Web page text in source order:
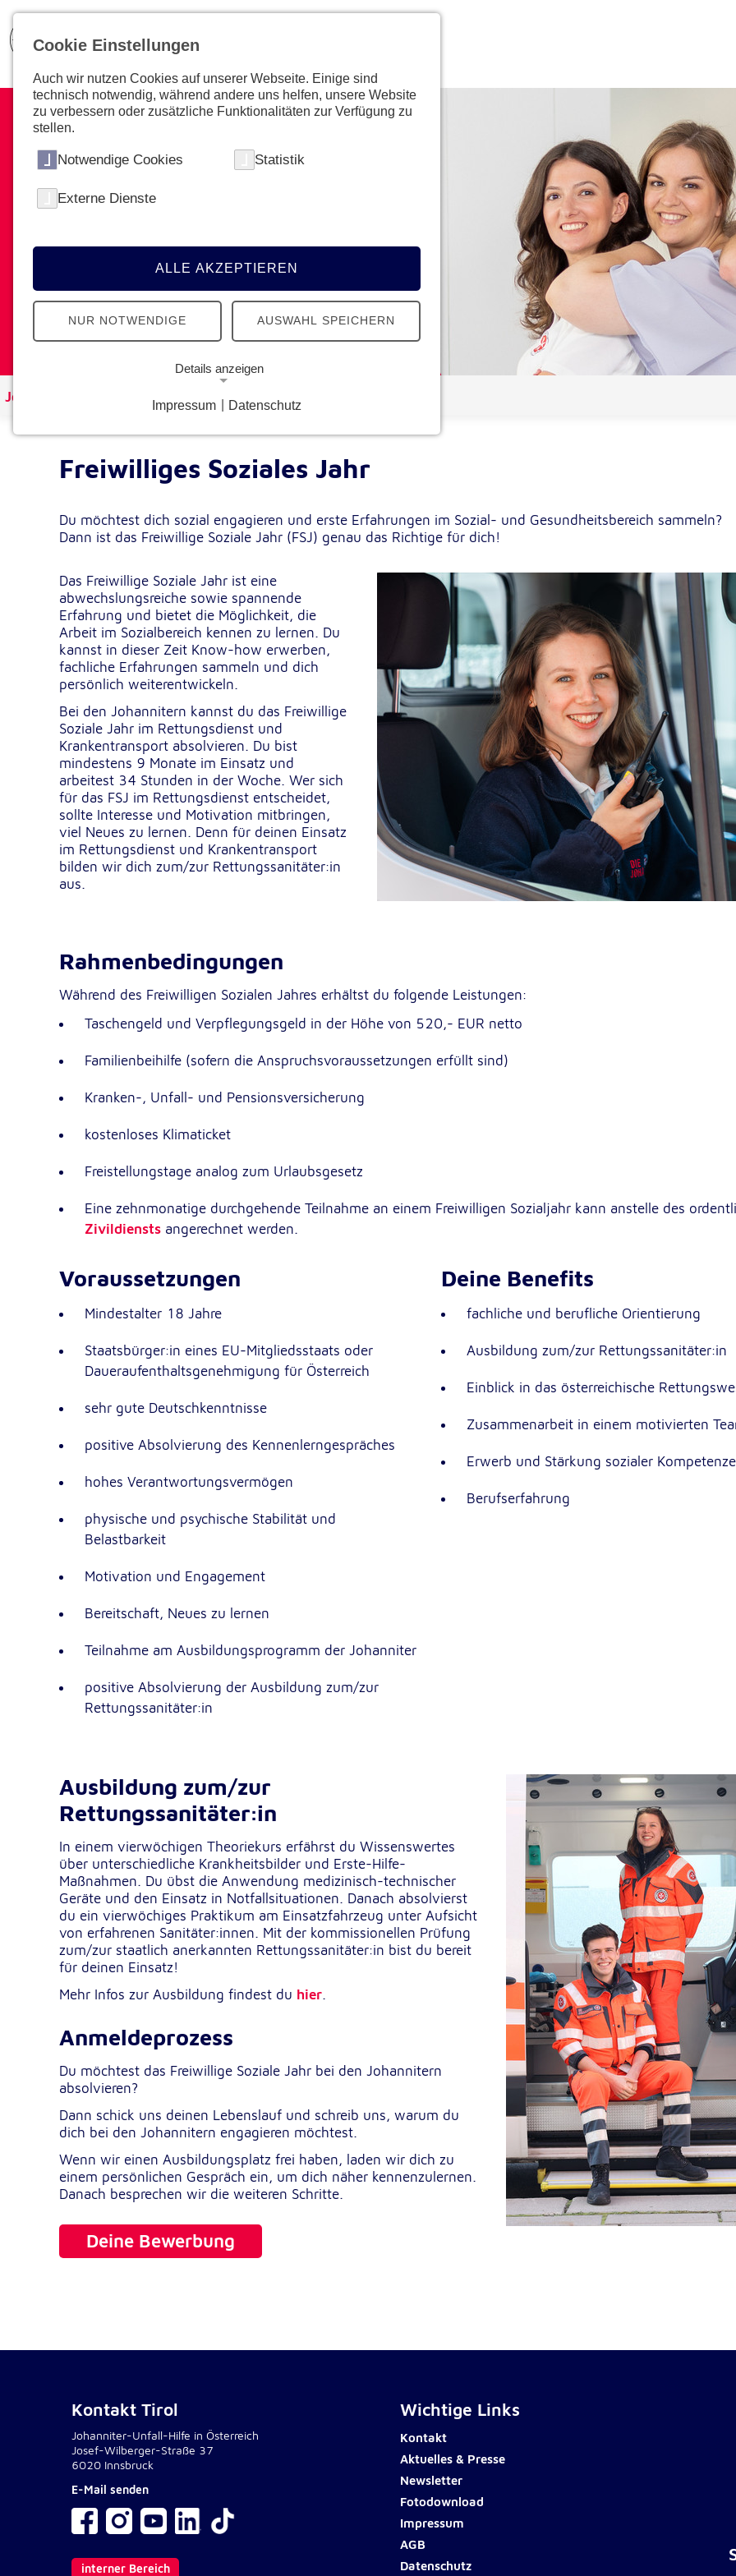
Soziales Engagement
Orientierungsphase? Du möchtest neue
Erfahrungen sammeln? Entscheide dich
Johanniter Österreich Mitmachen Freiwilliges Soziales Jahr
Freiwilliges Soziales Jahr
Du möchtest dich sozial engagieren und erste Erfahrungen im Sozial- und Gesundheitsbereich sammeln?
Dann ist das Freiwillige Soziale Jahr (FSJ) genau das Richtige für dich!
Das Freiwillige Soziale Jahr ist eine
abwechslungsreiche sowie spannende
Erfahrung und bietet die Möglichkeit, die
Arbeit im Sozialbereich kennen zu lernen. Du
kannst in dieser Zeit Know-how erwerben,
fachliche Erfahrungen sammeln und dich
persönlich weiterentwickeln.
Bei den Johannitern kannst du das Freiwillige
Soziale Jahr im Rettungsdienst und
Krankentransport absolvieren. Du bist
mindestens 9 Monate im Einsatz und
arbeitest 34 Stunden in der Woche. Wer sich
für das FSJ im Rettungsdienst entscheidet,
sollte Interesse und Motivation mitbringen,
viel Neues zu lernen. Denn für deinen Einsatz
im Rettungsdienst und Krankentransport
bilden wir dich zum/zur Rettungssanitäter:in
aus.
Rahmenbedingungen
Während des Freiwilligen Sozialen Jahres erhältst du folgende Leistungen:
Taschengeld und Verpflegungsgeld in der Höhe von 520,- EUR netto
Familienbeihilfe (sofern die Anspruchsvoraussetzungen erfüllt sind)
Kranken-, Unfall- und Pensionsversicherung
kostenloses Klimaticket
Freistellungstage analog zum Urlaubsgesetz
Eine zehnmonatige durchgehende Teilnahme an einem Freiwilligen Sozialjahr kann anstelle des
Zivildiensts angerechnet werden.
Voraussetzungen
Mindestalter 18 Jahre
Staatsbürger:in eines EU-Mitgliedsstaats oder
Daueraufenthaltsgenehmigung für Österreich
sehr gute Deutschkenntnisse
positive Absolvierung des Kennenlerngespräches
hohes Verantwortungsvermögen
physische und psychische Stabilität und
Belastbarkeit
Motivation und Engagement
Bereitschaft, Neues zu lernen
Teilnahme am Ausbildungsprogramm der Johanniter
positive Absolvierung der Ausbildung zum/zur
Rettungssanitäter:in
Deine Benefits
fachliche und berufliche Orientierung
Ausbildung zum/zur Rettungssanitäter:in
Einblick in das österreichische
Zusammenarbeit in einem motivierten
Erwerb und Stärkung sozialer
Berufserfahrung
Ausbildung zum/zur
Rettungssanitäter:in
In einem vierwöchigen Theoriekurs erfährst du Wissenswertes
über unterschiedliche Krankheitsbilder und Erste-Hilfe-
Maßnahmen. Du übst die Anwendung medizinisch-technischer
Geräte und den Einsatz in Notfallsituationen. Danach absolvierst
du ein vierwöchiges Praktikum am Einsatzfahrzeug unter Aufsicht
von erfahrenen Sanitäter:innen. Mit der kommissionellen Prüfung
zum/zur staatlich anerkannten Rettungssanitäter:in bist du bereit
für deinen Einsatz!
Mehr Infos zur Ausbildung findest du hier.
Anmeldeprozess
Du möchtest das Freiwillige Soziale Jahr bei den Johannitern
absolvieren?
Dann schick uns deinen Lebenslauf und schreib uns, warum du
dich bei den Johannitern engagieren möchtest.
Wenn wir einen Ausbildungsplatz frei haben, laden wir dich zu
einem persönlichen Gespräch ein, um dich näher kennenzulernen.
Danach besprechen wir die weiteren Schritte.
Deine Bewerbung
Kontakt Tirol
Johanniter-Unfall-Hilfe in Österreich
Josef-Wilberger-Straße 37
6020 Innsbruck
E-Mail senden
interner Bereich
Wichtige Links
Kontakt
Aktuelles & Presse
Newsletter
Fotodownload
Impressum
AGB
Datenschutz
Cookie Einstellungen
Auch wir nutzen Cookies auf unserer Webseite. Einige sind
technisch notwendig, während andere uns helfen, unsere Website
zu verbessern oder zusätzliche Funktionalitäten zur Verfügung zu
stellen.
Notwendige Cookies Statistik
Externe Dienste
ALLE AKZEPTIEREN
NUR NOTWENDIGE AUSWAHL SPEICHERN
Details anzeigen
Notwendige Cookies ermöglichen grundlegende Funktionen
und sind für die einwandfreie Funktion der Website
erforderlich.
Google Analytics Opt-Out-Cookie
Name: gaOptout
Zweck:
Dieser Cookie speichert die gewählte
Einverständnisoption bezüglich Google
Analytics Opt-Out
Cookie Laufzeit: 1 Jahr
Einverständnis-Cookie
Name: cookie_consent
Zweck:
Dieser Cookie speichert die ausgewählten
Einverständnis-Optionen des Benutzers
Cookie Laufzeit: 1 Jahr
Statistik
Statistik Cookies erfassen Informationen anonym. Diese
Informationen helfen uns zu verstehen, wie unsere Besucher
Google Analytics
Name: _ga, _gid, _gac_gb_
Anbieter: Google LLC
Zweck:
Erhebung von Statistiken zur Website-
Nutzung
Cookie Laufzeit: 24 Stunden - 2 Jahre
Google LLC
Um Inhalte von Videoplattformen und Kartendiensten
anzeigen zu können, werden von diesen externen Diensten
Cookies gesetzt.
YouTube
Anbieter: Google LLC
Zweck: Einbinden und Anzeigen von Videos
Google Maps
NID
Anbieter: Google LLC
Cookie Laufzeit: 6 Monate
Impressum Datenschutz